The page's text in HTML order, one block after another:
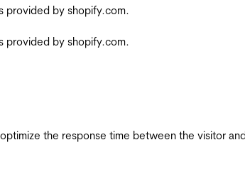
provided by shopify.com.
provided by shopify.com.
the response time between the visitor